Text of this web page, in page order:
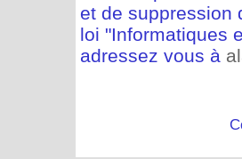
et de suppression
loi "Informatiques
adressez vous à